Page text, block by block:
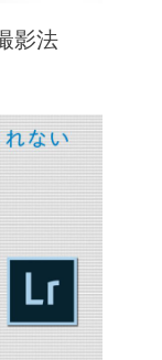
影法